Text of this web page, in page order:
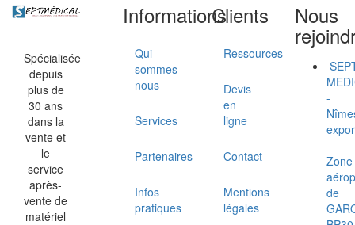
Spécialisée
depuis
plus de
30 ans
dans la
vente et
le
service
après-
vente de
matériel
Informations
Qui
sommes-
nous
Services
Partenaires
Infos
pratiques
Clients
Ressources
Devis
en
ligne
Contact
Mentions
légales
Nous
-
-
Zone
de